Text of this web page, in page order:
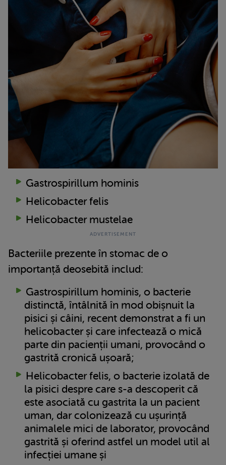
Gastrospirillum hominis
Helicobacter felis
Helicobacter mustelae
Bacteriile prezente în stomac de o
importanță deosebită includ:
Gastrospirillum hominis, o bacterie
distinctă, întâlnită în mod obișnuit la
pisici și câini, recent demonstrat a fi un
helicobacter și care infectează o mică
parte din pacienții umani, provocând o
gastrită cronică ușoară;
Helicobacter felis, o bacterie izolată de
la pisici despre care s-a descoperit că
este asociată cu gastrita la un pacient
uman, dar colonizează cu ușurință
animalele mici de laborator, provocând
gastrită și oferind astfel un model util al
infecției umane și